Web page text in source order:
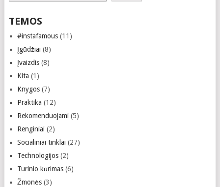
TEMOS
#instafamous(11)
Įgūdžiai (8)
Įvaizdis(8)
Kita (1)
Knygos(7)
Praktika (12)
Rekomenduojami (5)
Renginiai (2)
Socialiniai tinklai (27)
Technologijos(2)
Turinio kūrimas(6)
Žmonės(3)